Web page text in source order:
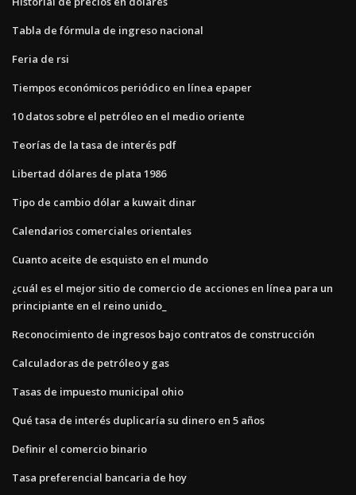
Tabla de fórmula de ingreso nacional
Feria de rsi
Tiempos económicos periódico en línea epaper
10 datos sobre el petróleo en el medio oriente
Teorías de la tasa de interés pdf
Libertad dólares de plata 1986
Tipo de cambio dólar a kuwait dinar
Calendarios comerciales orientales
Cuanto aceite de esquisto en el mundo
¿cuál es el mejor sitio de comercio de acciones en línea para un
principiante en el reino unido_
Reconocimiento de ingresos bajo contratos de construcción
Calculadoras de petróleo y gas
Tasas de impuesto municipal ohio
Qué tasa de interés duplicaría su dinero en 5 años
Definir el comercio binario
Tasa preferencial bancaria de hoy